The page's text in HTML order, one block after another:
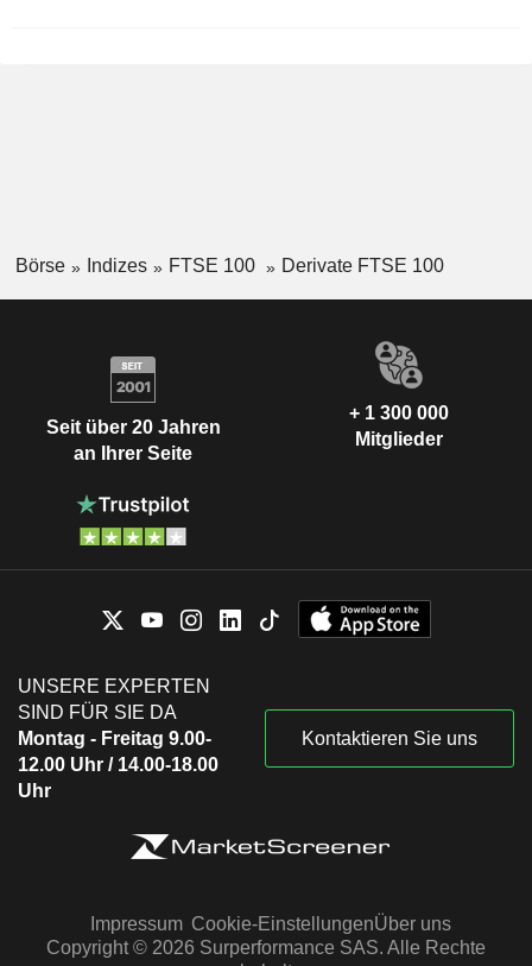
Börse Indizes FTSE 100 Derivate FTSE 100
Seit über 20 Jahren
an Ihrer Seite
+ 1 300 000
Mitglieder
UNSERE EXPERTEN
SIND FÜR SIE DA
Montag - Freitag 9.00-
12.00 Uhr / 14.00-18.00
Uhr
Kontaktieren Sie uns
Impressum Cookie-EinstellungenÜber uns
Copyright © 2026 Surperformance SAS. Alle Rechte